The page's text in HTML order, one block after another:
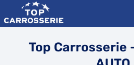
Top Carrosserie